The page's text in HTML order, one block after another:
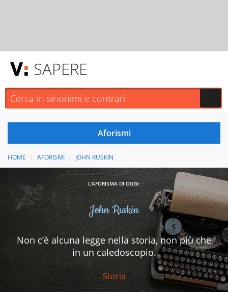
SAPERE
HOME AFORISMI JOHN RUSKIN
L'AFORISMA DI OGGI:
John Ruskin
Non c’è alcuna legge nella storia, non più che
in un caledoscopio.
Storia